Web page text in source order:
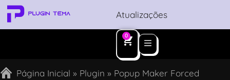
Atualizações
0
Página Inicial » Plugin » Popup Maker Forced